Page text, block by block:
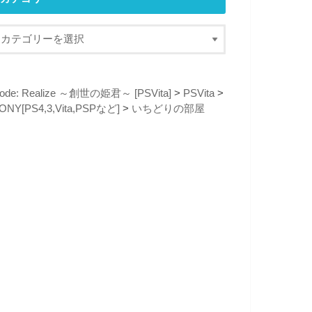
Realize ～創世の姫君～ [PSVita] > PSVita >
など] > いちどりの部屋